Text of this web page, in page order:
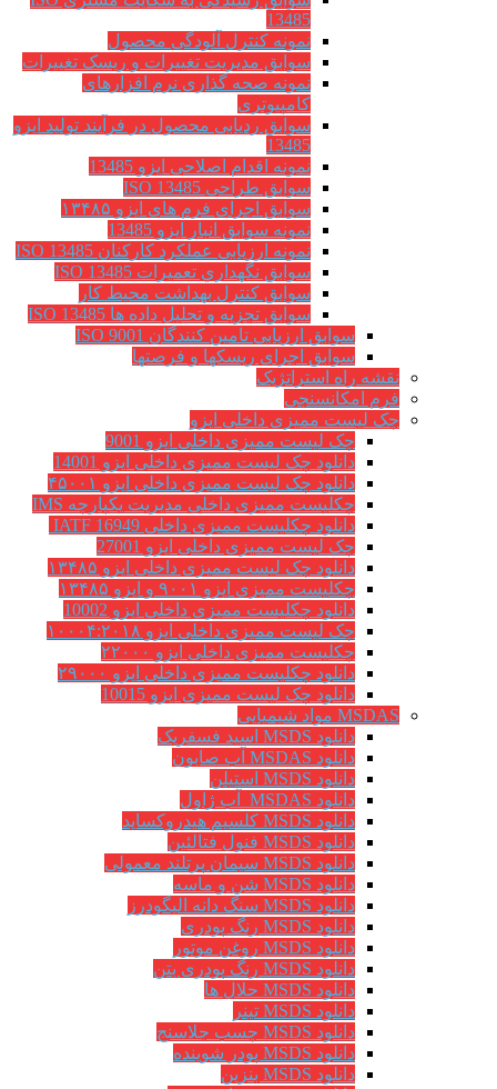
13485
نمونه کنترل آلودگی محصول
سوابق مدیریت تغییرات و ریسک تغییرات
نمونه صحه گذاری نرم افزارهای
کامپیوتری
سوابق ردیابی محصول در فرآیند تولید ایزو
13485
نمونه اقدام اصلاحی ایزو 13485
سوابق طراحی ISO 13485
سوابق اجرای فرم های ایزو ۱۳۴۸۵
نمونه سوابق انبار ایزو 13485
نمونه ارزیابی عملکرد کارکنان ISO 13485
سوابق نگهداري تعميرات ISO 13485
سوابق کنترل بهداشت محیط کار
سوابق تجزیه و تحلیل داده ها ISO 13485
سوابق ارزیابی تامین کنندگان ISO 9001
سوابق اجرای ریسکها و فرصتها
نقشه راه استراتژیک
فرم امکانسنجی
چک لیست ممیزی داخلی ایزو
چک لیست ممیزی داخلی ایزو 9001
دانلود چک لیست ممیزی داخلی ایزو 14001
دانلود چک لیست ممیزی داخلی ایزو ۴۵۰۰۱
چکلیست ممیزی داخلی مدیریت یکپارچه IMS
دانلود چکلیست ممیزی داخلی IATF 16949
چک لیست ممیزی داخلی ایزو 27001
دانلود چک لیست ممیزی داخلی ایزو ۱۳۴۸۵
چکلیست ممیزی ایزو ۹۰۰۱ و ایزو ۱۳۴۸۵
دانلود چکلیست ممیزی داخلی ایزو 10002
چک لیست ممیزی داخلی ایزو ۱۰۰۰۴:۲۰۱۸
چکلیست ممیزی داخلی ایزو ۲۲۰۰۰
دانلود چکلیست ممیزی داخلی ایزو ۲۹۰۰۰
دانلود چک لیست ممیزی ایزو 10015
MSDAS مواد شیمیایی
دانلود MSDS اسید فسفریک
دانلود MSDAS آب صابون
دانلود MSDS استیلن
دانلود MSDAS آب ژاول
دانلود MSDS کلسیم هیدروکساید
دانلود MSDS فنول فتالئین
دانلود MSDS سیمان پرتلند معمولی
دانلود MSDS شن و ماسه
دانلود MSDS سنگ دانه الیگودرز
دانلود MSDS رنگ پودری
دانلود MSDS روغن موتور
دانلود MSDS رنگ پودری بتن
دانلود MSDS حلال ها
دانلود MSDS تینر
دانلود MSDS چسب جلاسنج
دانلود MSDS پودر شوینده
دانلود MSDS بنزین